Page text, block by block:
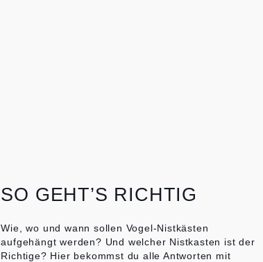
SO GEHT’S RICHTIG
Wie, wo und wann sollen Vogel-Nistkästen
aufgehängt werden? Und welcher Nistkasten ist der
Richtige? Hier bekommst du alle Antworten mit